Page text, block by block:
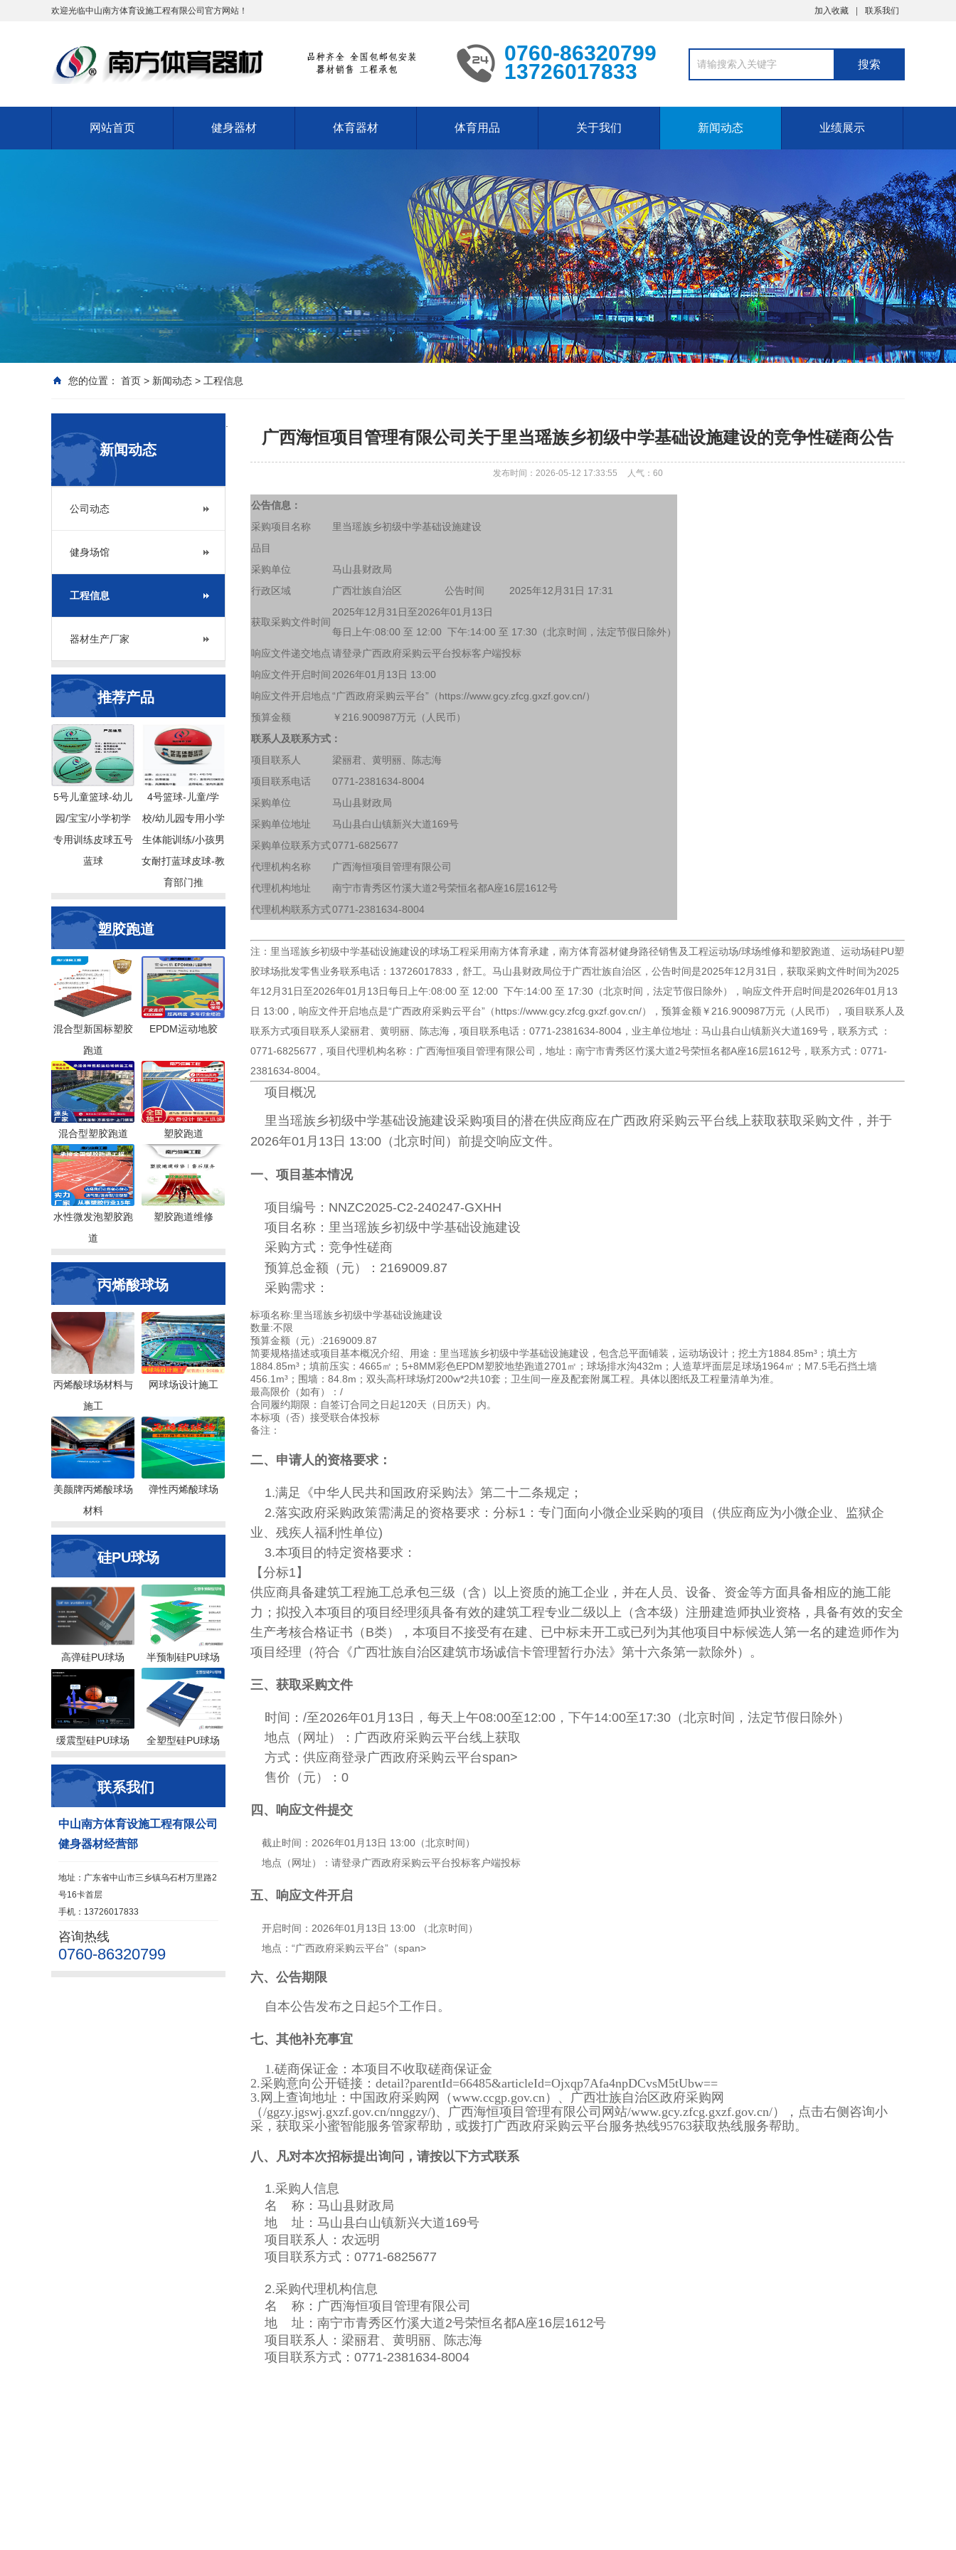
欢迎光临中山南方体育设施工程有限公司官方网站！ 加入收藏 联系我们
0760-86320799
13726017833
网站首页 健身器材 体育器材 体育用品 关于我们 新闻动态 业绩展示
您的位置： 首页 > 新闻动态 > 工程信息
新闻动态
公司动态
健身场馆
工程信息
器材生产厂家
推荐产品
5号儿童篮球-幼儿
园/宝宝/小学初学
专用训练皮球五号
蓝球
4号篮球-儿童/学
校/幼儿园专用小学
生体能训练/小孩男
女耐打蓝球皮球-教
育部门推
塑胶跑道
混合型新国标塑胶
跑道
EPDM运动地胶
混合型塑胶跑道 塑胶跑道
水性微发泡塑胶跑
道
塑胶跑道维修
丙烯酸球场
丙烯酸球场材料与
施工
网球场设计施工
美颜牌丙烯酸球场
材料
弹性丙烯酸球场
硅PU球场
高弹硅PU球场 半预制硅PU球场
缓震型硅PU球场 全塑型硅PU球场
联系我们
中山南方体育设施工程有限公司
健身器材经营部
地址：广东省中山市三乡镇乌石村万里路2
号16卡首层
手机：13726017833
咨询热线
0760-86320799
广西海恒项目管理有限公司关于里当瑶族乡初级中学基础设施建设的竞争性磋商公告
发布时间：2026-05-12 17:33:55 人气： 60
公告信息：
采购项目名称
里当瑶族乡初级中学基础设施建设
品目
采购单位
马山县财政局
行政区域
广西壮族自治区 公告时间 2025年12月31日 17:31
获取采购文件时间
2025年12月31日至2026年01月13日
每日上午:08:00 至 12:00 下午:14:00 至 17:30（北京时间，法定节假日除外）
响应文件递交地点请登录广西政府采购云平台投标客户端投标
响应文件开启时间 2026年01月13日 13:00
响应文件开启地点“广西政府采购云平台”（https://www.gcy.zfcg.gxzf.gov.cn/）
预算金额
￥216.900987万元（人民币）
联系人及联系方式：
项目联系人
梁丽君、黄明丽、陈志海
项目联系电话
0771-2381634-8004
采购单位
马山县财政局
采购单位地址
马山县白山镇新兴大道169号
采购单位联系方式0771-6825677
代理机构名称
广西海恒项目管理有限公司
代理机构地址
南宁市青秀区竹溪大道2号荣恒名都A座16层1612号
代理机构联系方式0771-2381634-8004
注：里当瑶族乡初级中学基础设施建设的球场工程采用南方体育承建，南方体育器材健身路径销售及工程运动场/球场维修和塑胶跑道、运动场硅PU塑
胶球场批发零售业务联系电话：13726017833，舒工。马山县财政局位于广西壮族自治区，公告时间是2025年12月31日，获取采购文件时间为2025
年12月31日至2026年01月13日每日上午:08:00 至 12:00 下午:14:00 至 17:30（北京时间，法定节假日除外），响应文件开启时间是2026年01月13
日 13:00，响应文件开启地点是“广西政府采购云平台”（https://www.gcy.zfcg.gxzf.gov.cn/），预算金额￥216.900987万元（人民币），项目联系人及
联系方式项目联系人梁丽君、黄明丽、陈志海，项目联系电话：0771-2381634-8004，业主单位地址：马山县白山镇新兴大道169号，联系方式 ：
0771-6825677，项目代理机构名称：广西海恒项目管理有限公司，地址：南宁市青秀区竹溪大道2号荣恒名都A座16层1612号，联系方式：0771-
2381634-8004。
项目概况
里当瑶族乡初级中学基础设施建设采购项目的潜在供应商应在广西政府采购云平台线上获取获取采购文件，并于
2026年01月13日 13:00 （北京时间）前提交响应文件。
一、项目基本情况
项目编号： NNZC2025-C2-240247-GXHH
项目名称： 里当瑶族乡初级中学基础设施建设
采购方式：竞争性磋商
预算总金额（元）： 2169009.87
采购需求：
标项名称:里当瑶族乡初级中学基础设施建设
数量:不限
预算金额（元）:2169009.87
简要规格描述或项目基本概况介绍、用途： 里当瑶族乡初级中学基础设施建设，包含总平面铺装，运动场设计；挖土方1884.85m³；填土方
1884.85m³；填前压实：4665㎡；5+8MM彩色EPDM塑胶地垫跑道2701㎡；球场排水沟432m；人造草坪面层足球场1964㎡；M7.5毛石挡土墙
456.1m³；围墙：84.8m；双头高杆球场灯200w*2共10套；卫生间一座及配套附属工程。具体以图纸及工程量清单为准。
最高限价（如有）： /
合同履约期限： 自签订合同之日起120天（日历天）内。
本标项（否）接受联合体投标
备注：
二、申请人的资格要求：
1.满足《中华人民共和国政府采购法》第二十二条规定；
2.落实政府采购政策需满足的资格要求： 分标1：专门面向小微企业采购的项目（供应商应为小微企业、监狱企
业、残疾人福利性单位)
3.本项目的特定资格要求：
【分标1】
供应商具备建筑工程施工总承包三级（含）以上资质的施工企业，并在人员、设备、资金等方面具备相应的施工能
力；拟投入本项目的项目经理须具备有效的建筑工程专业二级以上（含本级）注册建造师执业资格，具备有效的安全
生产考核合格证书（B类），本项目不接受有在建、已中标未开工或已列为其他项目中标候选人第一名的建造师作为
项目经理（符合《广西壮族自治区建筑市场诚信卡管理暂行办法》第十六条第一款除外）。
三、获取采购文件
时间： /至2026年01月13日 ，每天上午08:00至12:00 ，下午14:00至17:30 （北京时间，法定节假日除外）
地点（网址）： 广西政府采购云平台线上获取
方式： 供应商登录广西政府采购云平台span>
售价（元）： 0
四、响应文件提交
截止时间： 2026年01月13日 13:00 （北京时间）
地点（网址）： 请登录广西政府采购云平台投标客户端投标
五、响应文件开启
开启时间： 2026年01月13日 13:00 （北京时间）
地点： “广西政府采购云平台”（span>
六、公告期限
自本公告发布之日起5个工作日。
七、其他补充事宜
1.磋商保证金：本项目不收取磋商保证金
2.采购意向公开链接：detail?parentId=66485&articleId=Ojxqp7Afa4npDCvsM5tUbw==
3.网上查询地址：中国政府采购网（www.ccgp.gov.cn）、广西壮族自治区政府采购网
（/ggzy.jgswj.gxzf.gov.cn/nnggzy/)、广西海恒项目管理有限公司网站/www.gcy.zfcg.gxzf.gov.cn/），点击右侧咨询小
采，获取采小蜜智能服务管家帮助，或拨打广西政府采购云平台服务热线95763获取热线服务帮助。
八、凡对本次招标提出询问，请按以下方式联系
1.采购人信息
名 称： 马山县财政局
地 址： 马山县白山镇新兴大道169号
项目联系人： 农远明
项目联系方式： 0771-6825677
2.采购代理机构信息
名 称： 广西海恒项目管理有限公司
地 址： 南宁市青秀区竹溪大道2号荣恒名都A座16层1612号
项目联系人： 梁丽君、黄明丽、陈志海
项目联系方式： 0771-2381634-8004